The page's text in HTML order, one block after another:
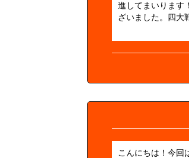
進してまいります
ざいました。四大
こんにちは！今回